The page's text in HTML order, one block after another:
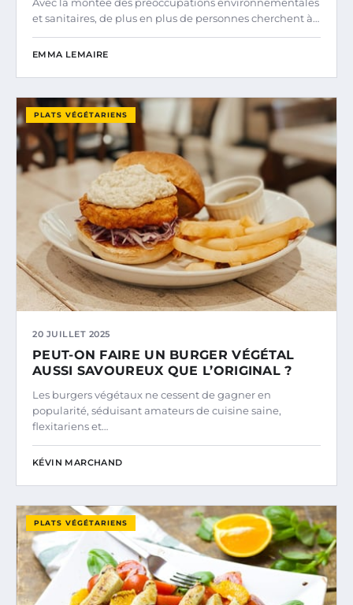
Avec la montée des préoccupations environnementales
et sanitaires, de plus en plus de personnes cherchent à…
EMMA LEMAIRE
PLATS VÉGÉTARIENS
20 JUILLET 2025
PEUT-ON FAIRE UN BURGER VÉGÉTAL
AUSSI SAVOUREUX QUE L’ORIGINAL ?
Les burgers végétaux ne cessent de gagner en
popularité, séduisant amateurs de cuisine saine,
flexitariens et…
KÉVIN MARCHAND
PLATS VÉGÉTARIENS